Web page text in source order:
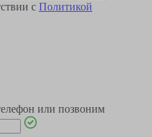
с Политикой
или позвоним